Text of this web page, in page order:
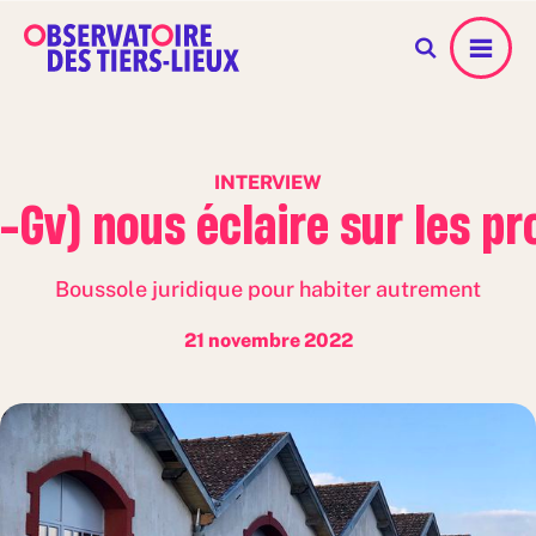
Menu
INTERVIEW
Gv) nous éclaire sur les
Boussole juridique pour habiter autrement
21 novembre 2022